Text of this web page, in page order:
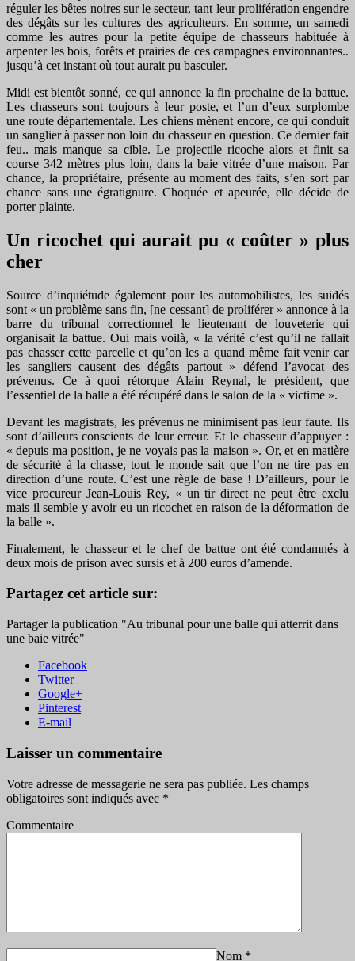
réguler les bêtes noires sur le secteur, tant leur prolifération engendre
des dégâts sur les cultures des agriculteurs. En somme, un samedi
comme les autres pour la petite équipe de chasseurs habituée à
arpenter les bois, forêts et prairies de ces campagnes environnantes..
jusqu’à cet instant où tout aurait pu basculer.
Midi est bientôt sonné, ce qui annonce la fin prochaine de la battue.
Les chasseurs sont toujours à leur poste, et l’un d’eux surplombe
une route départementale. Les chiens mènent encore, ce qui conduit
un sanglier à passer non loin du chasseur en question. Ce dernier fait
feu.. mais manque sa cible. Le projectile ricoche alors et finit sa
course 342 mètres plus loin, dans la baie vitrée d’une maison. Par
chance, la propriétaire, présente au moment des faits, s’en sort par
chance sans une égratignure. Choquée et apeurée, elle décide de
porter plainte.
Un ricochet qui aurait pu « coûter » plus
cher
Source d’inquiétude également pour les automobilistes, les suidés
sont « un problème sans fin, [ne cessant] de proliférer » annonce à la
barre du tribunal correctionnel le lieutenant de louveterie qui
organisait la battue. Oui mais voilà, « la vérité c’est qu’il ne fallait
pas chasser cette parcelle et qu’on les a quand même fait venir car
les sangliers causent des dégâts partout » défend l’avocat des
prévenus. Ce à quoi rétorque Alain Reynal, le président, que
l’essentiel de la balle a été récupéré dans le salon de la « victime ».
Devant les magistrats, les prévenus ne minimisent pas leur faute. Ils
sont d’ailleurs conscients de leur erreur. Et le chasseur d’appuyer :
« depuis ma position, je ne voyais pas la maison ». Or, et en matière
de sécurité à la chasse, tout le monde sait que l’on ne tire pas en
direction d’une route. C’est une règle de base ! D’ailleurs, pour le
vice procureur Jean-Louis Rey, « un tir direct ne peut être exclu
mais il semble y avoir eu un ricochet en raison de la déformation de
la balle ».
Finalement, le chasseur et le chef de battue ont été condamnés à
deux mois de prison avec sursis et à 200 euros d’amende.
Partagez cet article sur:
Partager la publication "Au tribunal pour une balle qui atterrit dans
une baie vitrée"
Facebook
Twitter
Google+
Pinterest
E-mail
Laisser un commentaire
Votre adresse de messagerie ne sera pas publiée. Les champs
obligatoires sont indiqués avec *
Commentaire
Nom *